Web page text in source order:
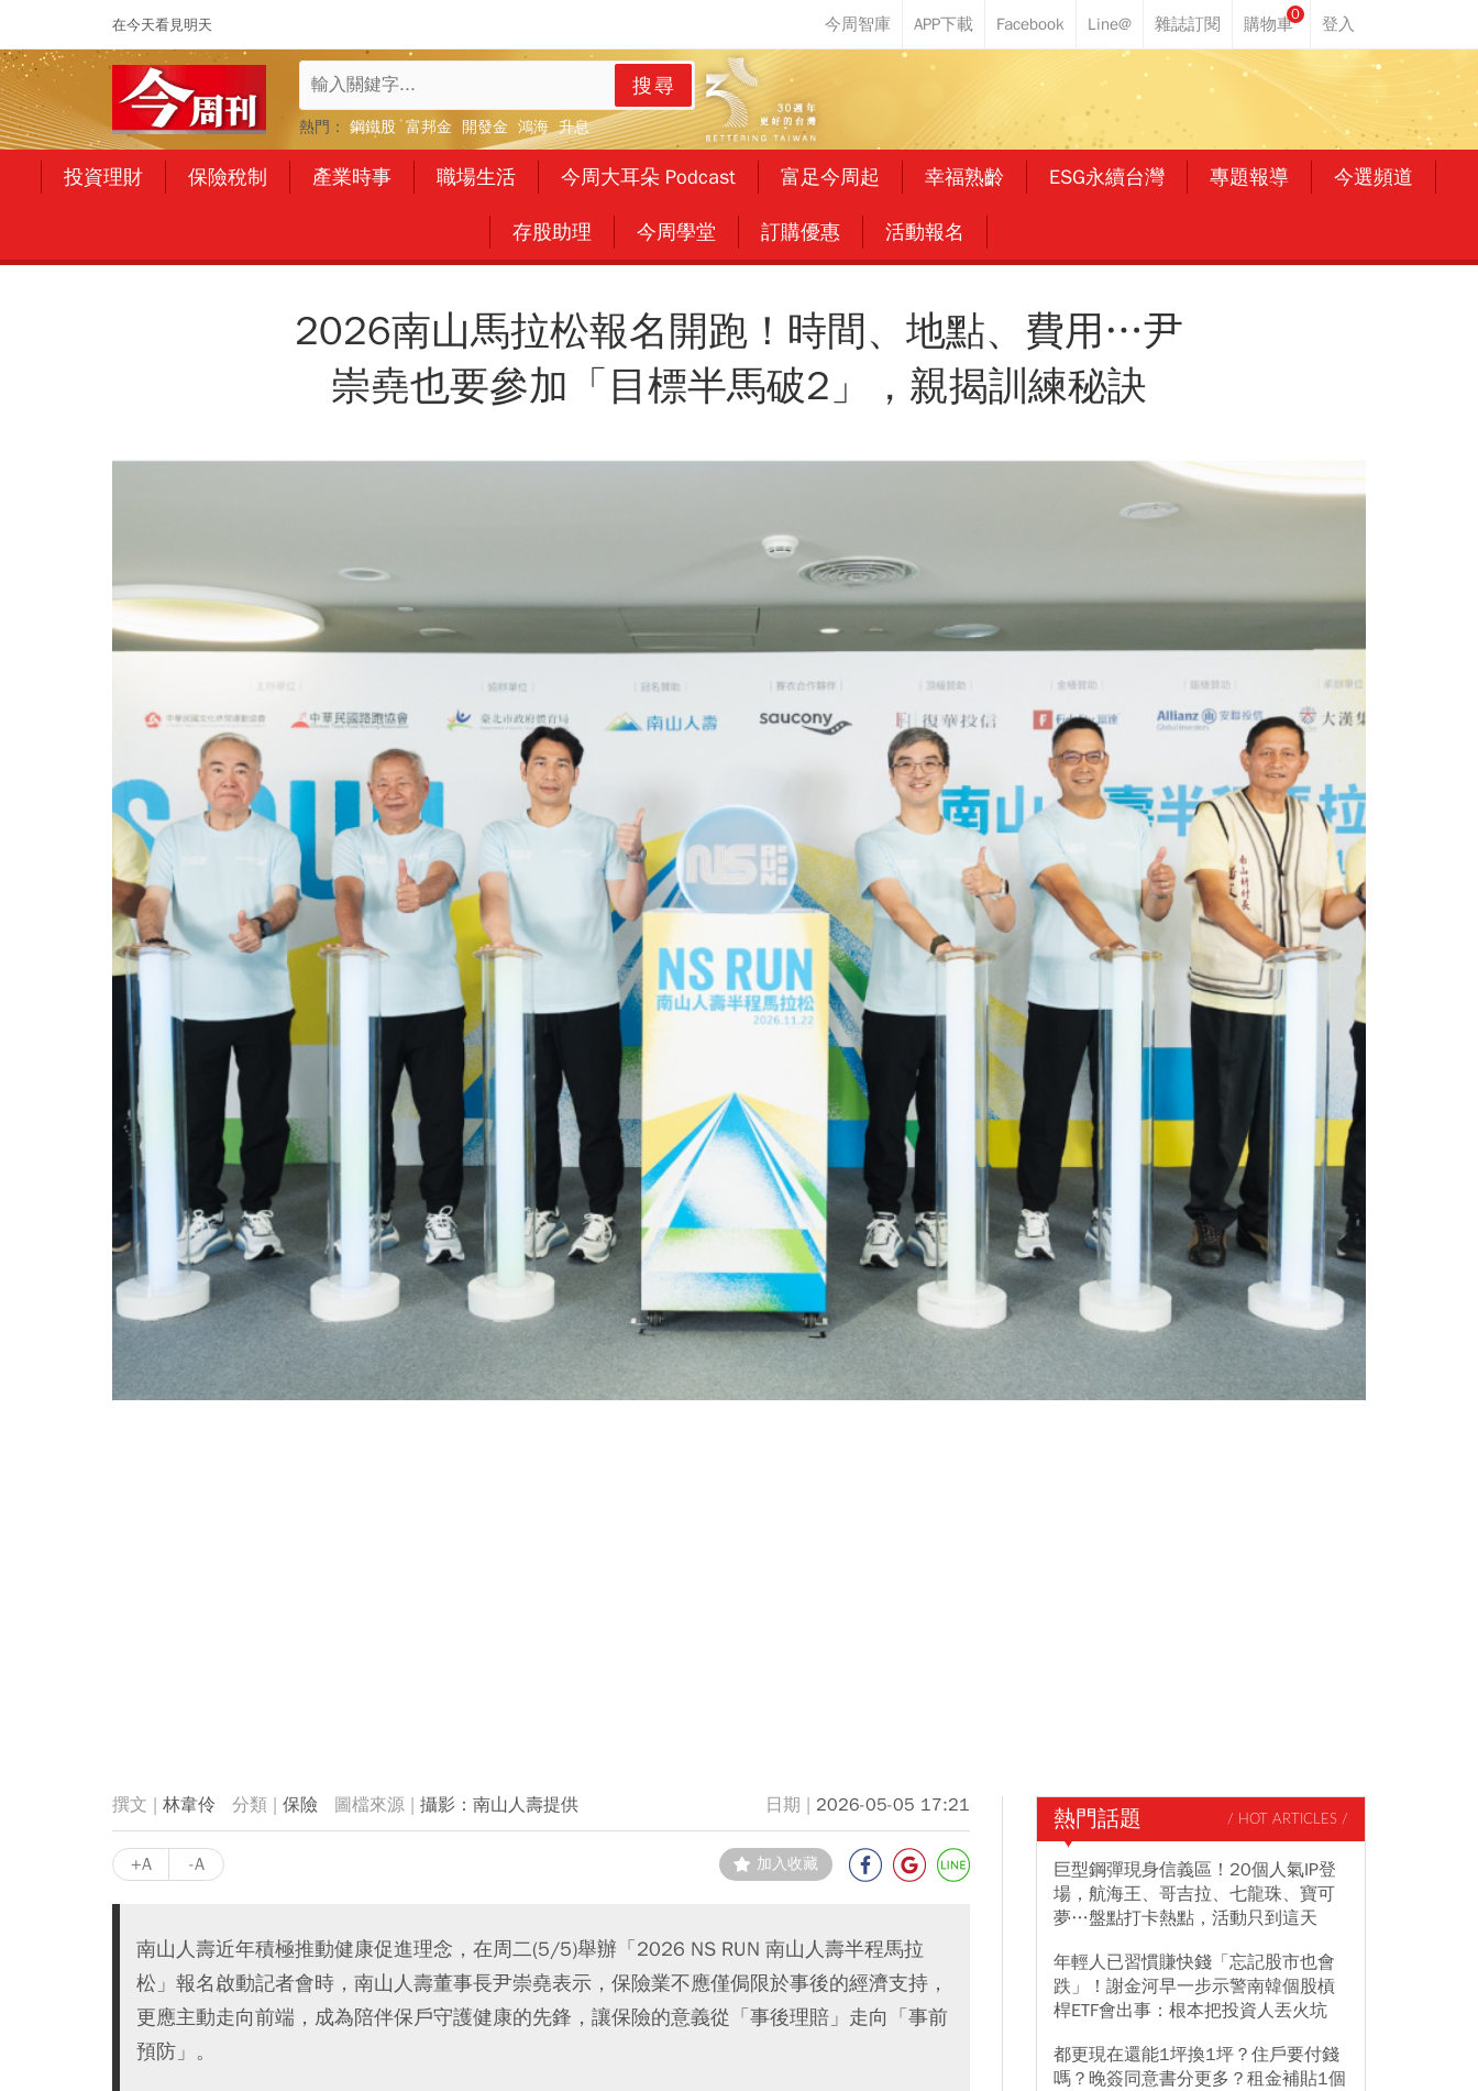
在今天看見明天
0
搜尋
熱門： 鋼鐵股 富邦金 開發金 鴻海 升息
投資理財 保險稅制 產業時事 職場生活 今周大耳朵 Podcast 富足今周起 幸福熟齡 ESG永續台灣 專題報導 今選頻道
存股助理 今周學堂 訂購優惠 活動報名
2026南山馬拉松報名開跑！時間、地點、費用…尹
崇堯也要參加「目標半馬破2」，親揭訓練秘訣
林韋伶 保險 攝影：南山人壽提供 2026-05-05 17:21
+A -A 加入收藏
南山人壽近年積極推動健康促進理念，在周二(5/5)舉辦「2026 NS RUN 南山人壽半程馬拉
松」報名啟動記者會時，南山人壽董事長尹崇堯表示，保險業不應僅侷限於事後的經濟支持，
更應主動走向前端，成為陪伴保戶守護健康的先鋒，讓保險的意義從「事後理賠」走向「事前
預防」。
熱門話題 / HOT ARTICLES /
巨型鋼彈現身信義區！20個人氣IP登
場，航海王、哥吉拉、七龍珠、寶可
夢…盤點打卡熱點，活動只到這天
年輕人已習慣賺快錢「忘記股市也會
跌」！謝金河早一步示警南韓個股槓
桿ETF會出事：根本把投資人丟火坑
都更現在還能1坪換1坪？住戶要付錢
嗎？晚簽同意書分更多？租金補貼1個